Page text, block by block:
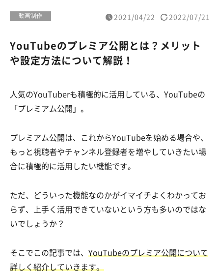
動画制作 2021/04/22 2022/07/21
YouTubeのプレミア公開とは？メリット
や設定方法について解説！
人気のYouTuberも積極的に活用している、YouTubeの
「プレミアム公開」。
プレミアム公開は、これからYouTubeを始める場合や、
もっと視聴者やチャンネル登録者を増やしていきたい場
合に積極的に活用したい機能です。
ただ、どういった機能なのかがイマイチよくわかってお
らず、上手く活用できていないという方も多いのではな
いでしょうか？
そこでこの記事では、 YouTubeのプレミア公開について
詳しく紹介していきます。